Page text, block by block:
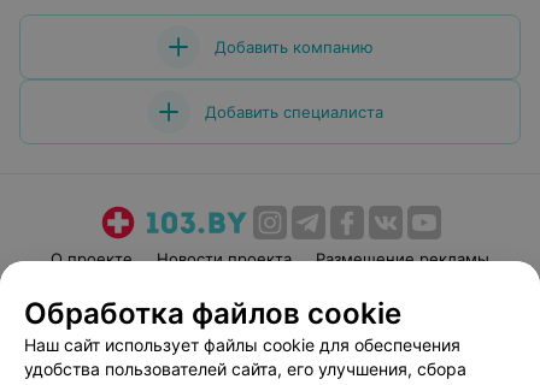
Добавить компанию
Добавить специалиста
О проекте Новости проекта
Размещение рекламы
Пользовательское соглашение
Способы оплаты
Вакансии
Партнеры
Обработка файлов cookie
Наш сайт использует файлы cookie для обеспечения
удобства пользователей сайта, его улучшения, сбора